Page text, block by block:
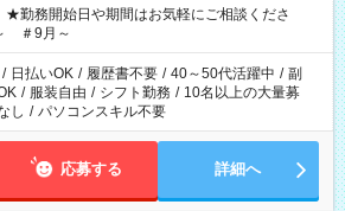
勤務開始日や期間はお気軽にご相談くださ
＃9月～
/ 日払いOK / 履歴書不要 / 40～50代活躍中 / 副
/ 服装自由 / シフト勤務 / 10名以上の大量募
し / パソコンスキル不要
応募する 詳細へ